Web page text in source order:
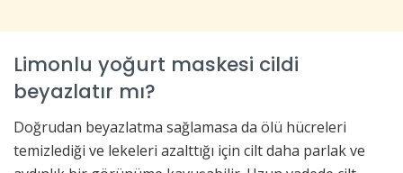
Limonlu yoğurt maskesi cildi
beyazlatır mı?
Doğrudan beyazlatma sağlamasa da ölü hücreleri
temizlediği ve lekeleri azalttığı için cilt daha parlak ve